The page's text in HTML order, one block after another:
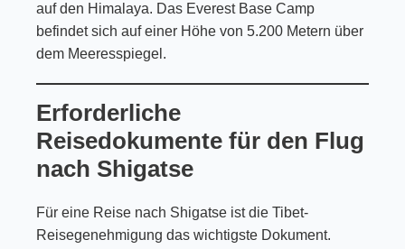
auf den Himalaya. Das Everest Base Camp
befindet sich auf einer Höhe von 5.200 Metern über
dem Meeresspiegel.
Erforderliche
Reisedokumente für den Flug
nach Shigatse
Für eine Reise nach Shigatse ist die Tibet-
Reisegenehmigung das wichtigste Dokument.